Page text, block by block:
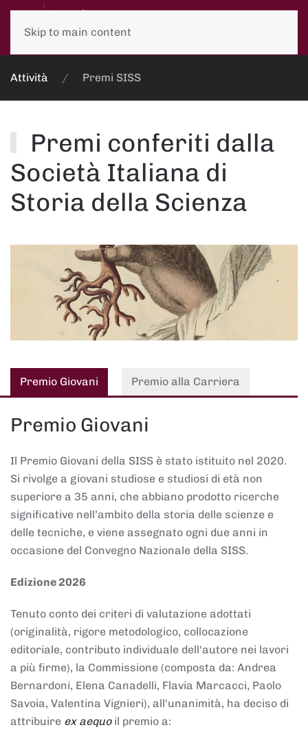
Skip to main content
Attività Premi SISS
Premi conferiti dalla
Società Italiana di
Storia della Scienza
Premio Giovani Premio alla Carriera
Premio Giovani
Il Premio Giovani della SISS è stato istituito nel 2020.
Si rivolge a giovani studiose e studiosi di età non
superiore a 35 anni, che abbiano prodotto ricerche
significative nell’ambito della storia delle scienze e
delle tecniche, e viene assegnato ogni due anni in
occasione del Convegno Nazionale della SISS.
Edizione 2026
Tenuto conto dei criteri di valutazione adottati
(originalità, rigore metodologico, collocazione
editoriale, contributo individuale dell'autore nei lavori
a più firme), la Commissione (composta da: Andrea
Bernardoni, Elena Canadelli, Flavia Marcacci, Paolo
Savoia, Valentina Vignieri), all'unanimità, ha deciso di
attribuire ex aequoil premio a: